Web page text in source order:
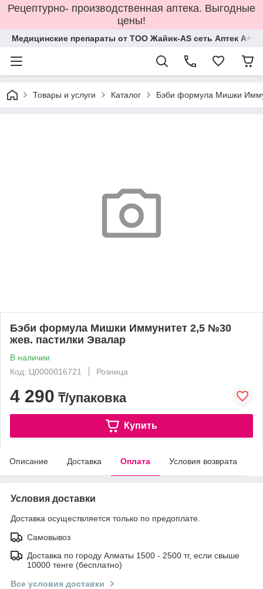
Рецептурно- производственная аптека. Выгодные
цены!
Медицинские препараты от ТОО Жайик-AS сеть Аптек А+
Товары и услуги Каталог Бэби формула Мишки
Бэби формула Мишки Иммунитет 2,5 №30
жев. пастилки Эвалар
В наличии
Код: Ц0000016721
Розница
4 290 ₸/упаковка
Купить
Описание Доставка Оплата Условия возврата
Условия доставки
Доставка осуществляется только по предоплате.
Самовывоз
Доставка по городу Алматы 1500 - 2500 тг, если свыше
10000 тенге (бесплатно)
Все условия доставки